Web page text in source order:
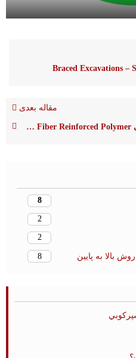
8
2
2
بالا به پایین 8
مقاله بعدی
ّFRP یا الیاف کامپوزیت های پلیمری Fiber Reinforced Polymer چیست